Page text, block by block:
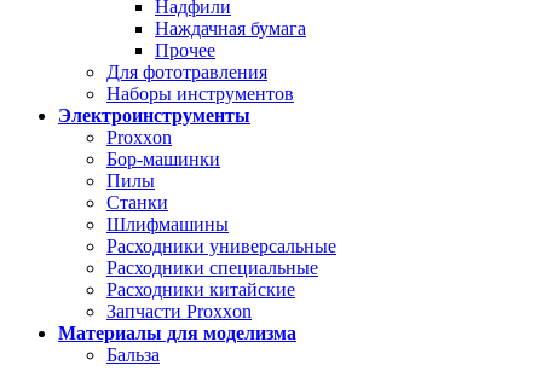
Надфили
Наждачная бумага
Прочее
Для фототравления
Наборы инструментов
Электроинструменты
Proxxon
Бор-машинки
Пилы
Станки
Шлифмашины
Расходники универсальные
Расходники специальные
Расходники китайские
Запчасти Proxxon
Материалы для моделизма
Бальза